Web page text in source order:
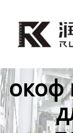
Продукция
О нас
Контакты
окоф